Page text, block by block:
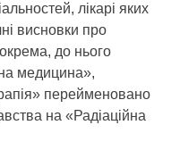
лікарі яких
висновки про
до нього
медицина»,
перейменовано
на «Радіаційна